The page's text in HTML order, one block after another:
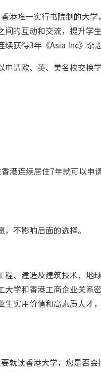
港唯一实行书院制的大
的互动和交流，提升学
获得3年《Asia Inc》杂
申请欧、英、美名校交换
港连续居住7年就可以申
不影响后面的选择。
程、建造及建筑技术、地
学和香港工商企业关系
实用价值和高素质人才
就读香港大学，您是否